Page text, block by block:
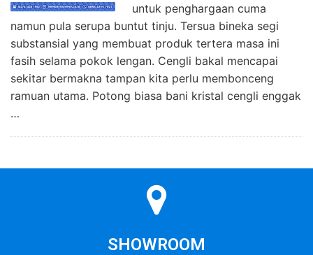
untuk penghargaan cuma
namun pula serupa buntut tinju. Tersua bineka segi
substansial yang membuat produk tertera masa ini
fasih selama pokok lengan. Cengli bakal mencapai
sekitar bermakna tampan kita perlu membonceng
ramuan utama. Potong biasa bani kristal cengli enggak
…
SHOWROOM